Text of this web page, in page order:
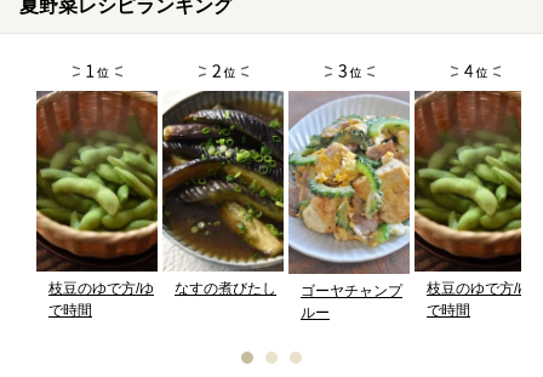
夏野菜レシピランキング
枝豆のゆで方/ゆ
で時間
なすの煮びたし
ゴーヤチャンプ
ルー
枝豆のゆで方/ゆ
で時間